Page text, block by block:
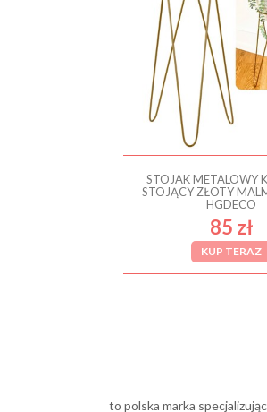
STOJAK METALOWY
STOJĄCY ZŁOTY
HGDECO
85 zł
KUP TERAZ
to polska marka